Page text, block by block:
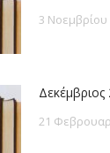
3 Νοεμβρίου
Δεκέμβριος
21